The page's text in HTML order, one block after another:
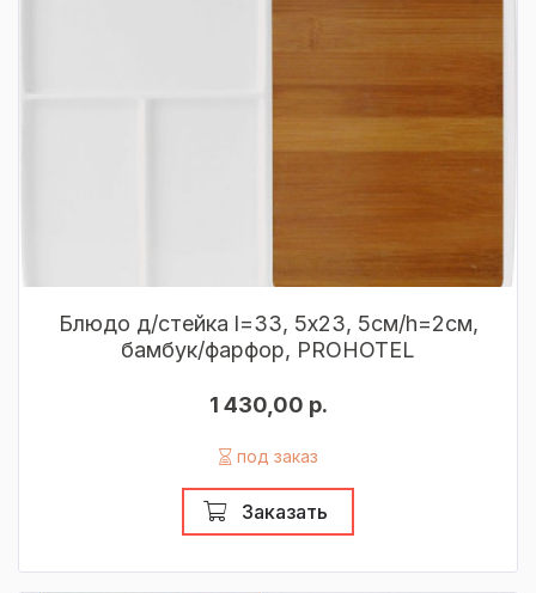
Блюдо д/стейка l=33, 5х23, 5см/h=2см,
бамбук/фарфор, PROHOTEL
1 430,00 р.
под заказ
Заказать